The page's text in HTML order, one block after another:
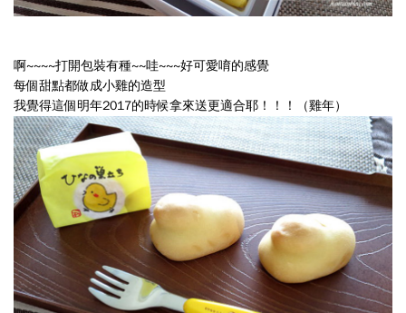
啊~~~~打開包裝有種~~哇~~~好可愛唷的感覺
每個甜點都做成小雞的造型
我覺得這個明年2017的時候拿來送更適合耶！！！（雞年）
了
己
本
來
是
要
買
什
麼
東